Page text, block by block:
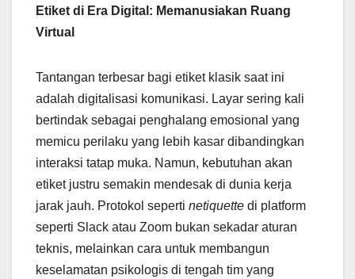
Etiket di Era Digital: Memanusiakan Ruang
Virtual
Tantangan terbesar bagi etiket klasik saat ini
adalah digitalisasi komunikasi. Layar sering kali
bertindak sebagai penghalang emosional yang
memicu perilaku yang lebih kasar dibandingkan
interaksi tatap muka. Namun, kebutuhan akan
etiket justru semakin mendesak di dunia kerja
jarak jauh. Protokol seperti netiquette di platform
seperti Slack atau Zoom bukan sekadar aturan
teknis, melainkan cara untuk membangun
keselamatan psikologis di tengah tim yang